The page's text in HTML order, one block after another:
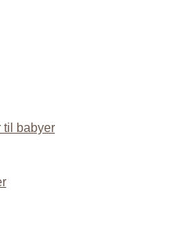
til babyer